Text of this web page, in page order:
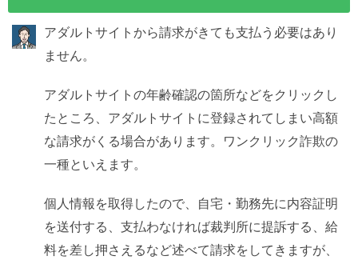
アダルトサイトから請求がきても支払う必要はあり
ません。
アダルトサイトの年齢確認の箇所などをクリックし
たところ、アダルトサイトに登録されてしまい高額
な請求がくる場合があります。ワンクリック詐欺の
一種といえます。
個人情報を取得したので、自宅・勤務先に内容証明
を送付する、支払わなければ裁判所に提訴する、給
料を差し押さえるなど述べて請求をしてきますが、